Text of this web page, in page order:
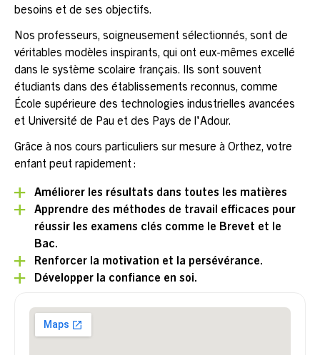
besoins et de ses objectifs.
Nos professeurs, soigneusement sélectionnés, sont de
véritables modèles inspirants, qui ont eux-mêmes excellé
dans le système scolaire français. Ils sont souvent
étudiants dans des établissements reconnus, comme
École supérieure des technologies industrielles avancées
et Université de Pau et des Pays de l'Adour.
Grâce à nos cours particuliers sur mesure à Orthez, votre
enfant peut rapidement :
Améliorer les résultats dans toutes les matières
Apprendre des méthodes de travail efficaces pour
réussir les examens clés comme le Brevet et le
Bac.
Renforcer la motivation et la persévérance.
Développer la confiance en soi.